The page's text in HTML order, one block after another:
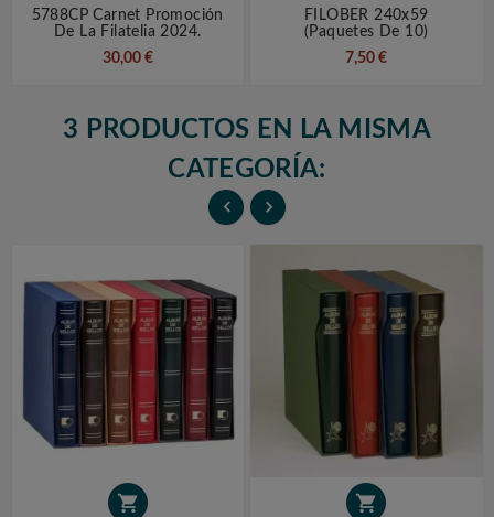
5788CP Carnet Promoción
De La Filatelia 2024.
30,00 €
FILOBER 240x59
(paquetes De 10)
7,50 €
3 PRODUCTOS EN LA MISMA
CATEGORÍA:
 
 